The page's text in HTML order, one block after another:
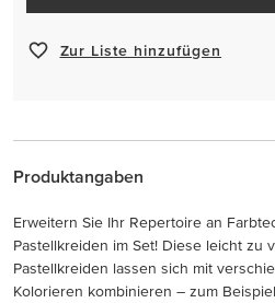
Zur Liste hinzufügen
Produktangaben
Erweitern Sie Ihr Repertoire an
Pastellkreiden im Set! Diese leicht zu
Pastellkreiden lassen sich mit
Kolorieren kombinieren – zum